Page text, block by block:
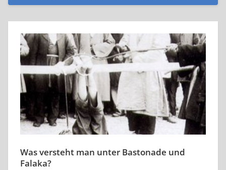
Was versteht man unter Bastonade und
Falaka?